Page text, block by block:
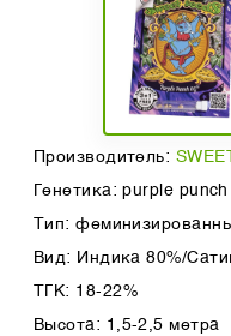
Производитель:
Генетика: purple
Тип:
Вид: Индика 80%/
ТГК: 18-22%
Высота: 1,5-2,5 метра